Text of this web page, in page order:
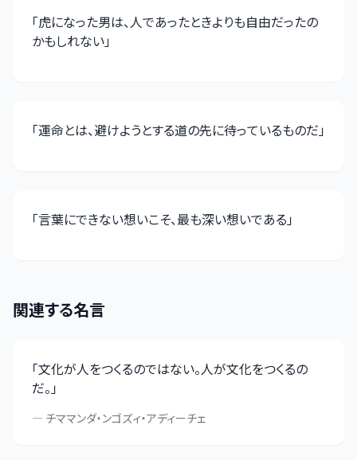
「虎になった男は、人であったときよりも自由だったの
かもしれない」
「運命とは、避けようとする道の先に待っているものだ」
「言葉にできない想いこそ、最も深い想いである」
関連する名言
「文化が人をつくるのではない。人が文化をつくるの
だ。」
— チママンダ・ンゴズィ・アディーチェ